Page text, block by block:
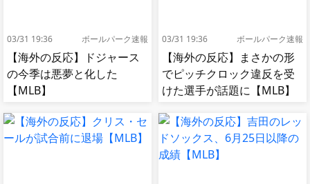
03/31 19:36 ボールパーク速報
【海外の反応】ドジャース
の今季は悪夢と化した
【MLB】
03/31 19:36 ボールパーク速報
【海外の反応】まさかの形
でピッチクロック違反を受
けた選手が話題に【MLB】